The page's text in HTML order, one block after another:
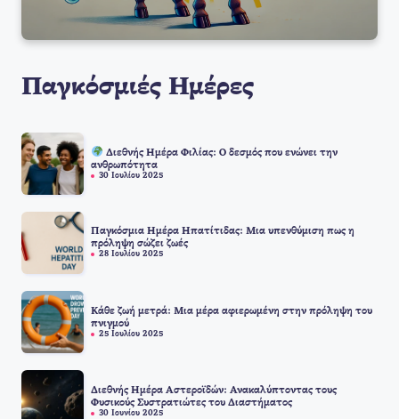
Παγκόσμιές Ημέρες
Διεθνής Ημέρα Φιλίας: Ο δεσμός που ενώνει την
ανθρωπότητα
30 Ιουλίου 2025
Παγκόσμια Ημέρα Ηπατίτιδας: Μια υπενθύμιση πως η
πρόληψη σώζει ζωές
28 Ιουλίου 2025
Κάθε ζωή μετρά: Μια μέρα αφιερωμένη στην πρόληψη του
πνιγμού
25 Ιουλίου 2025
Διεθνής Ημέρα Αστεροϊδών: Ανακαλύπτοντας τους
Φυσικούς Συστρατιώτες του Διαστήματος
30 Ιουνίου 2025